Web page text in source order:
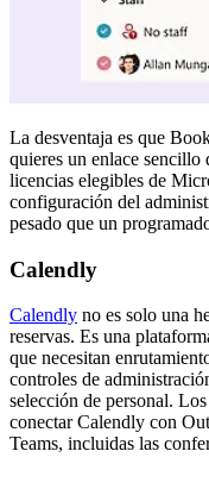
La desventaja es que
quieres un enlace sencillo
licencias elegibles de
configuración del
pesado que un
Calendly
Calendly no es solo una
reservas. Es una
que necesitan
controles de
selección de personal.
conectar Calendly con
Teams, incluidas las